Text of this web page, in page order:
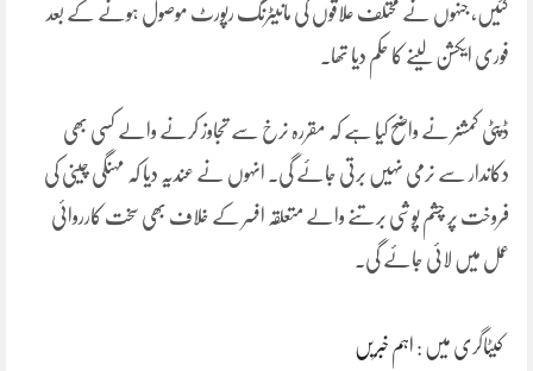
گئیں، جنہوں نے مختلف علاقوں کی مانیٹرنگ رپورٹ موصول ہونے کے بعد
فوری ایکشن لینے کا حکم دیا تھا۔
ڈپٹی کمشنر نے واضح کیا ہے کہ مقررہ نرخ سے تجاوز کرنے والے کسی بھی
دکاندار سے نرمی نہیں برتی جائے گی۔ انہوں نے عندیہ دیا کہ مہنگی چینی کی
فروخت پر چشم پوشی برتنے والے متعلقہ افسر کے خلاف بھی سخت کارروائی
عمل میں لائی جائے گی۔
کیٹاگری میں : اہم خبریں